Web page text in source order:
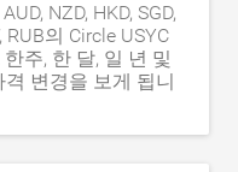
NZD, HKD, SGD,
RUB의 Circle USYC
주, 한 달, 일 년 및
변경을 보게 됩니